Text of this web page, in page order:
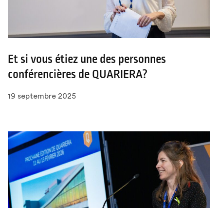
Et si vous étiez une des personnes
conférencières de QUARIERA?
19 septembre 2025